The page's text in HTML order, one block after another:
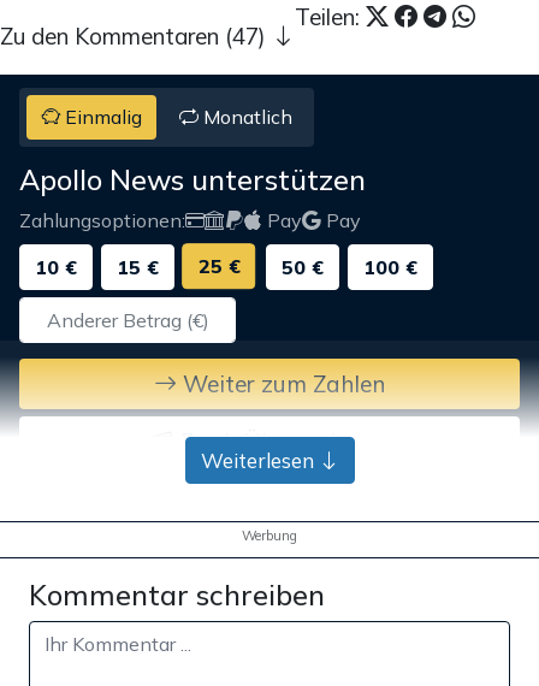
Teilen:
Zu den Kommentaren (47)
Einmalig Monatlich
Apollo News unterstützen
Zahlungsoptionen: Pay
Pay
10 €
15 € 25 € 50 € 100 €
Weiter zum Zahlen
Bank-Überweisung
Weiterlesen
Werbung
Kommentar schreiben